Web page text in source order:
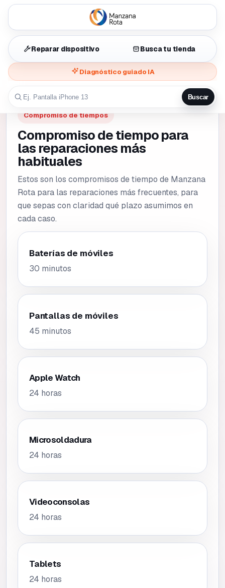
Reparar dispositivo Busca tu tienda
Diagnóstico guiado IA
Buscar
Compromiso de tiempos
Compromiso de tiempo para
las reparaciones más
habituales
Estos son los compromisos de tiempo de Manzana
Rota para las reparaciones más frecuentes, para
que sepas con claridad qué plazo asumimos en
cada caso.
Baterías de móviles
30 minutos
Pantallas de móviles
45 minutos
Apple Watch
24 horas
Microsoldadura
24 horas
Videoconsolas
24 horas
Tablets
24 horas